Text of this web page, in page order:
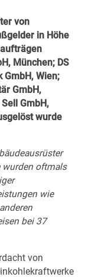
von
in Höhe
München; DS
GmbH, Wien;
GmbH,
GmbH,
wurde
wurden oftmals
wie
bei 37
von